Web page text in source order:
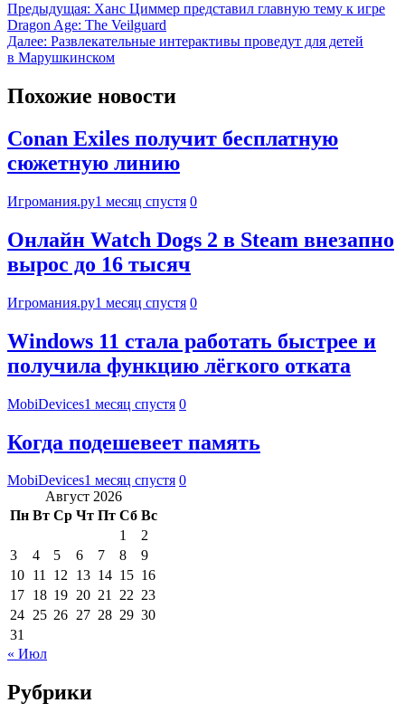
Предыдущая: Ханс Циммер представил главную тему к игре
Dragon Age: The Veilguard
Далее: Развлекательные интерактивы проведут для детей
в Марушкинском
Похожие новости
Conan Exiles получит бесплатную
сюжетную линию
Игромания.ру1 месяц спустя 0
Онлайн Watch Dogs 2 в Steam внезапно
вырос до 16 тысяч
Игромания.ру1 месяц спустя 0
Windows 11 стала работать быстрее и
получила функцию лёгкого отката
MobiDevices1 месяц спустя 0
Когда подешевеет память
MobiDevices1 месяц спустя 0
Август 2026
Пн Вт Ср Чт Пт Сб Вс
1
2
3
4 5 6 7 8
9
10 11 12 13 14 15 16
17 18 19 20 21 22 23
24 25 26 27 28 29 30
31
« Июл
Рубрики